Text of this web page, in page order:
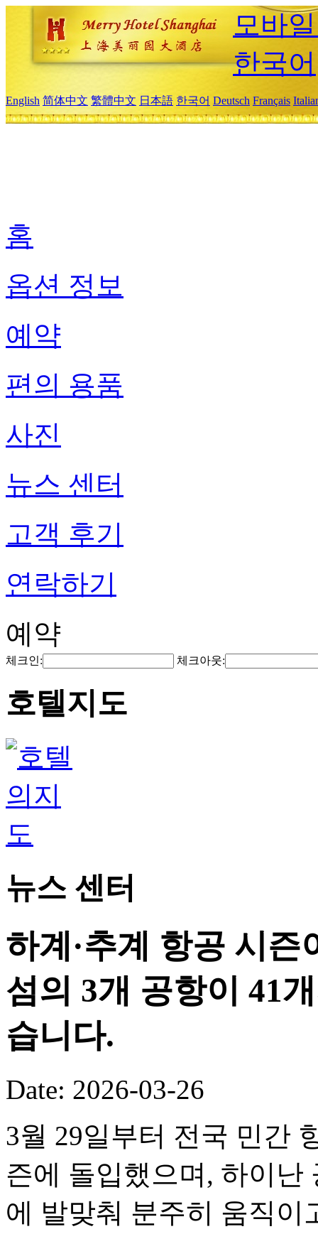
모바
한국어
English 简体中文 繁體中文 日本語 한국어 Deutsch Français
홈
옵션 정보
예약
편의 용품
사진
뉴스 센터
고객 후기
연락하기
예약
체크인: 체크아웃:
호텔지도
뉴스 센터
하계·추계 항공 시
섬의 3개 공항이 41
습니다.
Date: 2026-03-26
3월 29일부터 전국 민간
즌에 돌입했으며, 하이난
에 발맞춰 분주히 움직이